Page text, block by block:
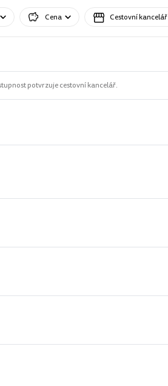
Cena Cestovní kancelář
potvrzuje cestovní kancelář.